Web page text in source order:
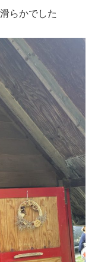
らかでした